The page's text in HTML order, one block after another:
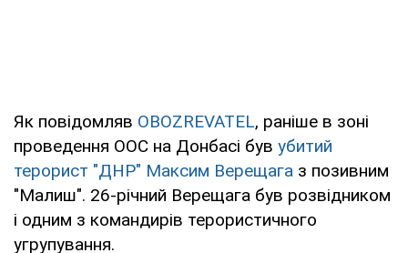
Як повідомляв OBOZREVATEL, раніше в зоні
проведення ООС на Донбасі був убитий
терорист "ДНР" Максим Верещага з позивним
"Малиш". 26-річний Верещага був розвідником
і одним з командирів терористичного
угрупування.